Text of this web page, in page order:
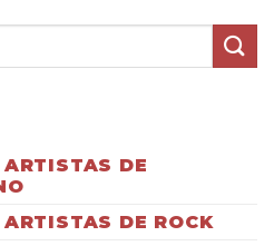
DE
DE ROCK